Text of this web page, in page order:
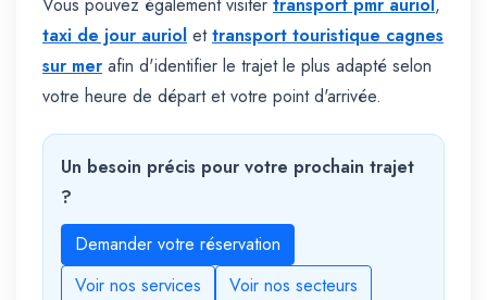
Vous pouvez également visiter transport pmr auriol,
taxi de jour auriol ettransport touristique cagnes
sur mer afin d'identifier le trajet le plus adapté selon
votre heure de départ et votre point d'arrivée.
Un besoin précis pour votre prochain trajet
?
Demander votre réservation
Voir nos services
Voir nos secteurs